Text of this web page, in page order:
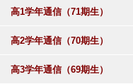
高1学年通信（71期生）
高2学年通信（70期生）
高3学年通信（69期生）